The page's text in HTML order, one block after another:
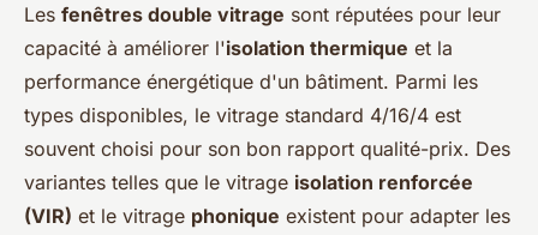
Les fenêtres double vitrage sont réputées pour leur
capacité à améliorer l'isolation thermique et la
performance énergétique d'un bâtiment. Parmi les
types disponibles, le vitrage standard 4/16/4 est
souvent choisi pour son bon rapport qualité-prix. Des
variantes telles que le vitrage isolation renforcée
(VIR) et le vitrage phonique existent pour adapter les